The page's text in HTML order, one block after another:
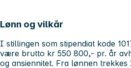
Lønn og vilkår
I stillingen som stipendiat kode
være brutto kr 550 800,- pr. år
og ansiennitet. Fra lønnen